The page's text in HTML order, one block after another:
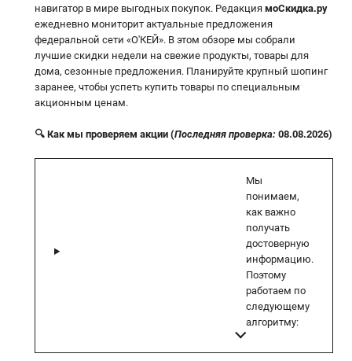
навигатор в мире выгодных покупок. Редакция моСкидка.ру
ежедневно мониторит актуальные предложения
федеральной сети «О'КЕЙ». В этом обзоре мы собрали
лучшие скидки недели на свежие продукты, товары для
дома, сезонные предложения. Планируйте крупный шопинг
заранее, чтобы успеть купить товары по специальным
акционным ценам.
🔍 Как мы проверяем акции (Последняя проверка: 08.08.2026)
Мы
понимаем,
как важно
получать
достоверную
информацию.
Поэтому
работаем по
следующему
алгоритму: